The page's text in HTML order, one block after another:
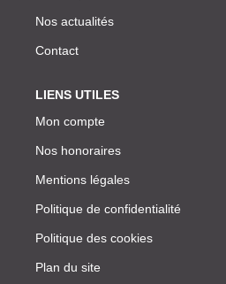
Nos actualités
Contact
LIENS UTILES
Mon compte
Nos honoraires
Mentions légales
Politique de confidentialité
Politique des cookies
Plan du site